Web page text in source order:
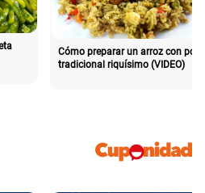
Cómo preparar un arroz con pollo
tradicional riquísimo (VIDEO)